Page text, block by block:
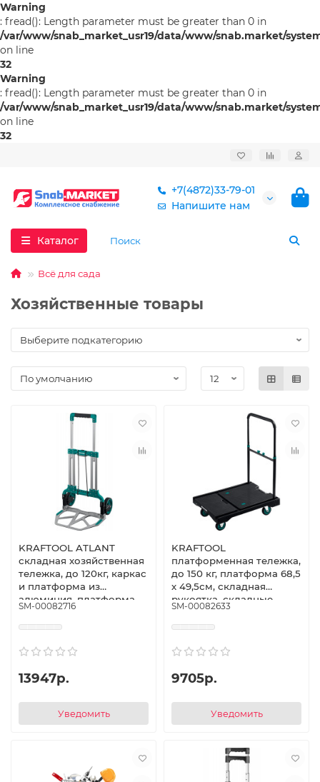
Warning
: fread(): Length parameter must be greater than 0 in
/var/www/snab_market_usr19/data/www/snab.market/
on line
32
Warning
: fread(): Length parameter must be greater than 0 in
/var/www/snab_market_usr19/data/www/snab.market/
on line
32
+7(4872)33-79-01
Напишите нам
Каталог
Всё для сада
Хозяйственные товары
KRAFTOOL ATLANT
складная хозяйственная
тележка, до 120кг, каркас
и платформа из
алюминия, платформа
48,5 х 35см, колёса
d18см, вес 6,9кг
SM-00082716
13947р.
Уведомить
KRAFTOOL
платформенная тележка,
до 150 кг, платформа 68,5
х 49,5см, складная
рукоятка, складные
колёса d10см, вес - 9,3кг
SM-00082633
9705р.
Уведомить